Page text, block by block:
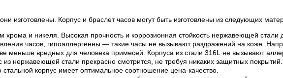
изготовлены. Корпус и браслет часов могут быть изготовлены из следующих
и никеля. Высокая прочность и коррозионная стойкость нержавеющей стали
часов, гипоаллергенны — такие часы не вызывают раздражений на коже.
меньше вредных для человека примесей. Корпуса из стали 316L не вызывают
нержавеющей стали прекрасно смотрится, не требуя никаких защитных
корпус имеет оптимальное соотношение цена-качество.